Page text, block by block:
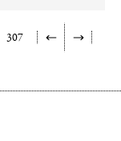
307